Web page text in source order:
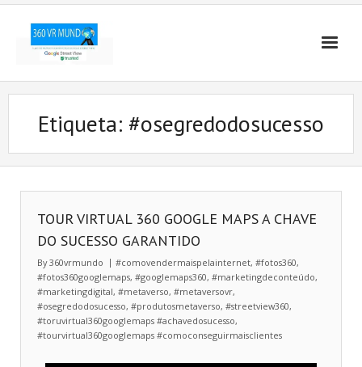
Etiqueta: #osegredodosucesso
TOUR VIRTUAL 360 GOOGLE MAPS A CHAVE
DO SUCESSO GARANTIDO
By360vrmundo #comovendermaispelainternet, #fotos360,
#fotos360googlemaps, #googlemaps360, #marketingdeconteúdo,
#marketingdigital, #metaverso, #metaversovr,
#osegredodosucesso, #produtosmetaverso, #streetview360,
#toruvirtual360googlemaps #achavedosucesso,
#tourvirtual360googlemaps #comoconseguirmaisclientes